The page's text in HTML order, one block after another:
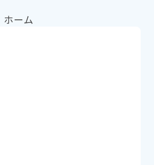
ホーム